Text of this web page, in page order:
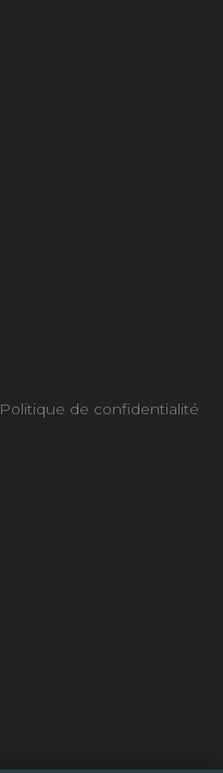
Politique de confidentialité